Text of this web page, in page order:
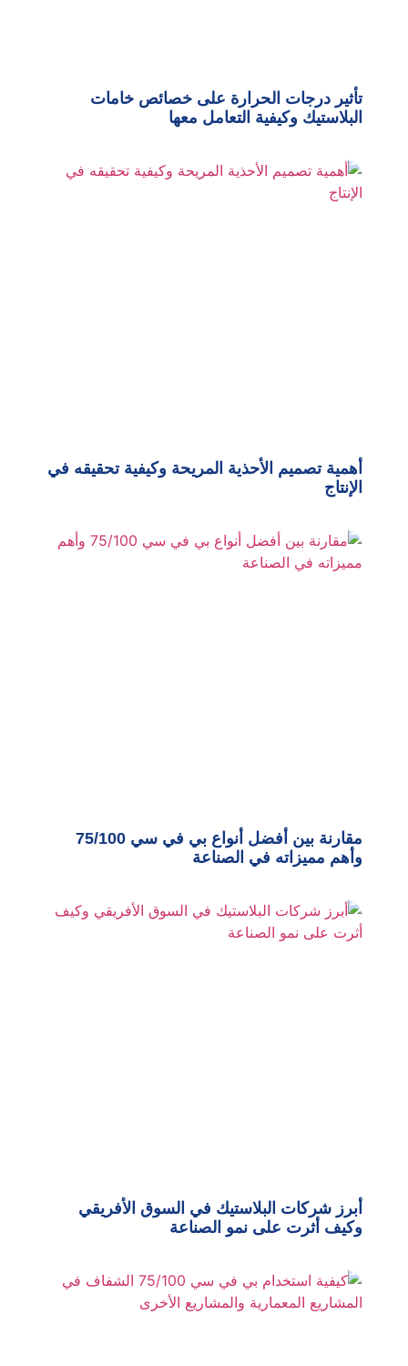
تأثير درجات الحرارة على خصائص خامات
البلاستيك وكيفية التعامل معها
أهمية تصميم الأحذية المريحة وكيفية تحقيقه في
الإنتاج
مقارنة بين أفضل أنواع بي في سي 75/100
وأهم مميزاته في الصناعة
أبرز شركات البلاستيك في السوق الأفريقي
وكيف أثرت على نمو الصناعة